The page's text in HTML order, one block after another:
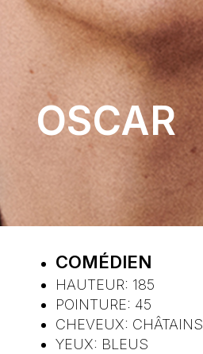
OSCAR
COMÉDIEN
HAUTEUR: 185
POINTURE: 45
CHEVEUX: CHÂTAINS
YEUX: BLEUS